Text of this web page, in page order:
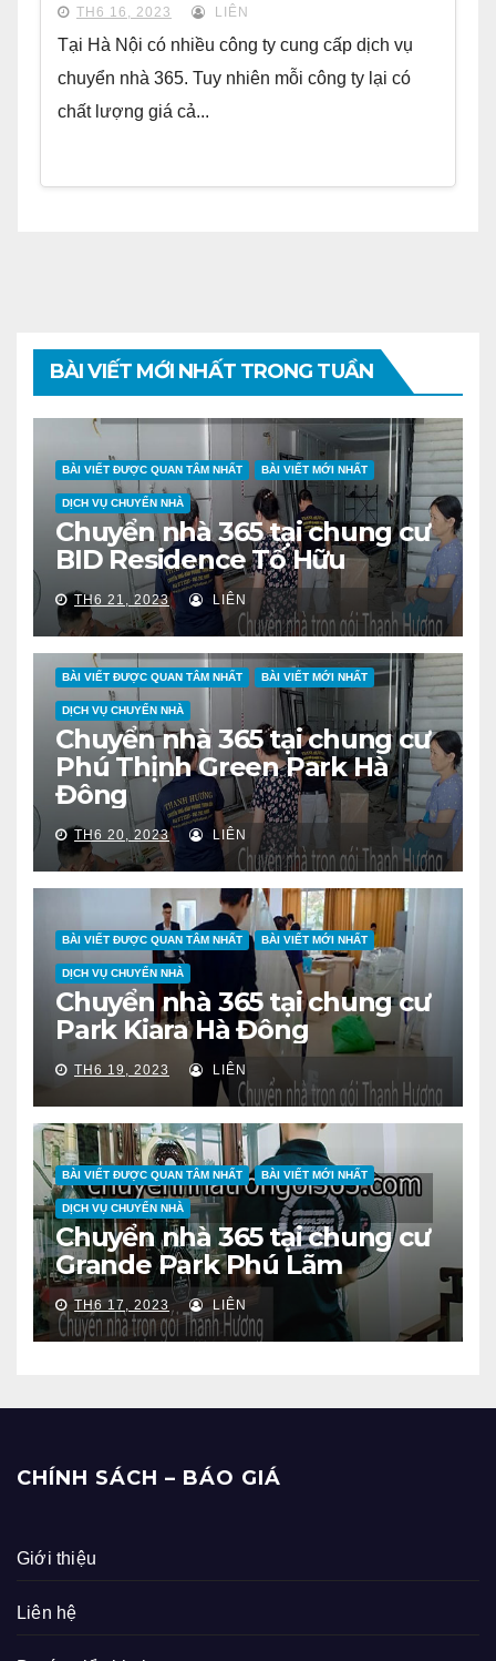
TH6 16, 2023 LIÊN
Tại Hà Nội có nhiều công ty cung cấp dịch vụ
chuyển nhà 365. Tuy nhiên mỗi công ty lại có
chất lượng giá cả...
BÀI VIẾT MỚI NHẤT TRONG TUẦN
BÀI VIẾT ĐƯỢC QUAN TÂM NHẤT BÀI VIẾT MỚI NHẤT
DỊCH VỤ CHUYỂN NHÀ
Chuyển nhà 365 tại chung cư
BID Residence Tố Hữu
TH6 21, 2023 LIÊN
BÀI VIẾT ĐƯỢC QUAN TÂM NHẤT BÀI VIẾT MỚI NHẤT
DỊCH VỤ CHUYỂN NHÀ
Chuyển nhà 365 tại chung cư
Phú Thịnh Green Park Hà
Đông
TH6 20, 2023 LIÊN
BÀI VIẾT ĐƯỢC QUAN TÂM NHẤT BÀI VIẾT MỚI NHẤT
DỊCH VỤ CHUYỂN NHÀ
Chuyển nhà 365 tại chung cư
Park Kiara Hà Đông
TH6 19, 2023 LIÊN
BÀI VIẾT ĐƯỢC QUAN TÂM NHẤT BÀI VIẾT MỚI NHẤT
DỊCH VỤ CHUYỂN NHÀ
Chuyển nhà 365 tại chung cư
Grande Park Phú Lãm
TH6 17, 2023 LIÊN
CHÍNH SÁCH – BÁO GIÁ
Giới thiệu
Liên hệ